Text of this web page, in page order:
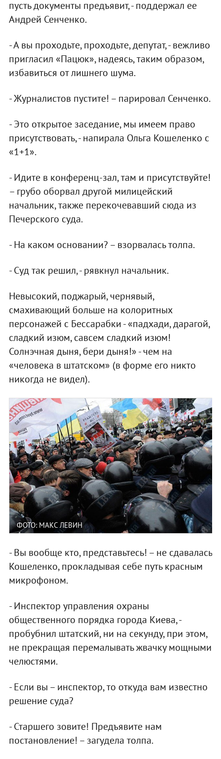
пусть документы предъявит, - поддержал ее
Андрей Сенченко.
- А вы проходьте, проходьте, депутат, - вежливо
пригласил «Пацюк», надеясь, таким образом,
избавиться от лишнего шума.
- Журналистов пустите! – парировал Сенченко.
- Это открытое заседание, мы имеем право
присутствовать, - напирала Ольга Кошеленко с
«1+1».
- Идите в конференц-зал, там и присутствуйте!
– грубо оборвал другой милицейский
начальник, также перекочевавший сюда из
Печерского суда.
- На каком основании? – взорвалась толпа.
- Суд так решил, - рявкнул начальник.
Невысокий, поджарый, чернявый,
смахивающий больше на колоритных
персонажей с Бессарабки - «падхади, дарагой,
сладкий изюм, савсем сладкий изюм!
Солнэчная дыня, бери дыня!» - чем на
«человека в штатском» (в форме его никто
никогда не видел).
ФОТО: МАКС ЛЕВИН
- Вы вообще кто, представьтесь! – не сдавалась
Кошеленко, прокладывая себе путь красным
микрофоном.
- Инспектор управления охраны
общественного порядка города Киева, -
пробубнил штатский, ни на секунду, при этом,
не прекращая перемалывать жвачку мощными
челюстями.
- Если вы – инспектор, то откуда вам известно
решение суда?
- Старшего зовите! Предъявите нам
постановление! – загудела толпа.